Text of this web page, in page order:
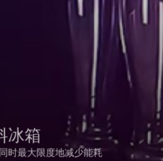
冰箱
时最大限度地减少能耗